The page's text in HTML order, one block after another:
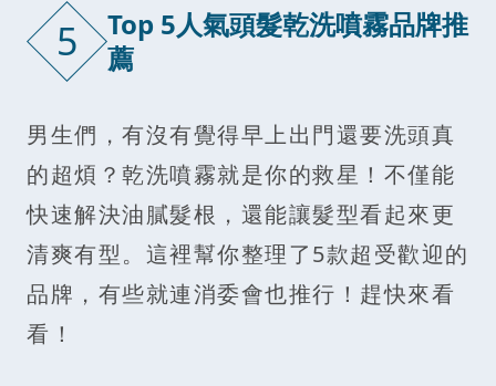
5
Top 5人氣頭髮乾洗噴霧品牌推
薦
男生們，有沒有覺得早上出門還要洗頭真
的超煩？乾洗噴霧就是你的救星！不僅能
快速解決油膩髮根，還能讓髮型看起來更
清爽有型。這裡幫你整理了5款超受歡迎的
品牌，有些就連消委會也推行！趕快來看
看！